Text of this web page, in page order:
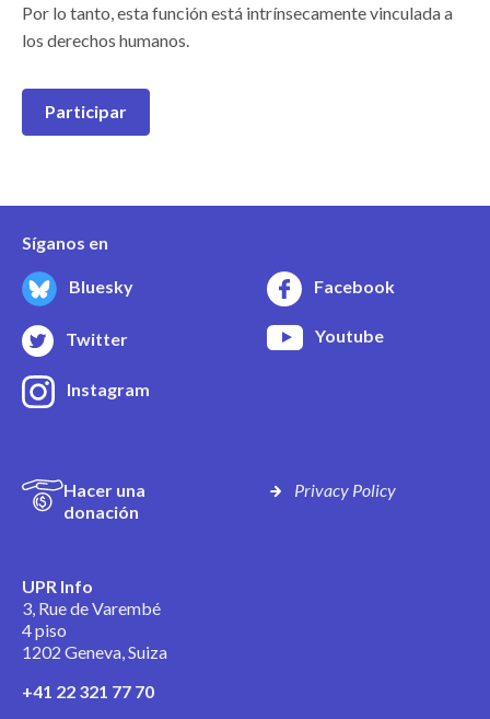
Por lo tanto, esta función está intrínsecamente vinculada a
los derechos humanos.
Participar
Síganos en
Bluesky Facebook
Twitter Youtube
Instagram
Hacer una
donación
Privacy Policy
UPR Info
3, Rue de Varembé
4 piso
1202 Geneva, Suiza
+41 22 321 77 70